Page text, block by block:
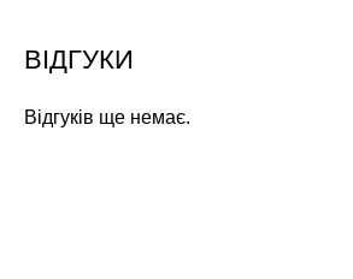
ВІДГУКИ
Відгуків ще немає.